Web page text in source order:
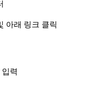
아래 링크 클릭
력